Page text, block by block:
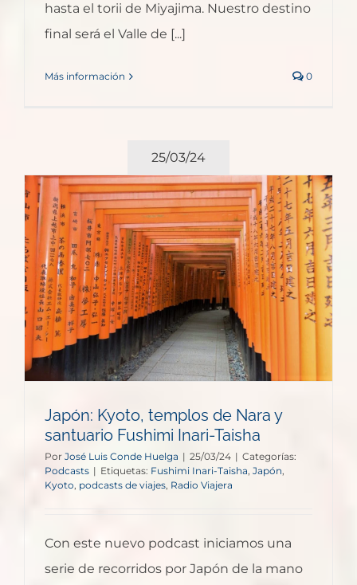
hasta el torii de Miyajima. Nuestro destino
final será el Valle de [...]
Más información 0
25/03/24
Japón: Kyoto, templos de Nara y
santuario Fushimi Inari-Taisha
Por José Luis Conde Huelga | 25/03/24 | Categorías:
Podcasts | Etiquetas: Fushimi Inari-Taisha Japón
Kyoto podcasts de viajes Radio Viajera
Con este nuevo podcast iniciamos una
serie de recorridos por Japón de la mano